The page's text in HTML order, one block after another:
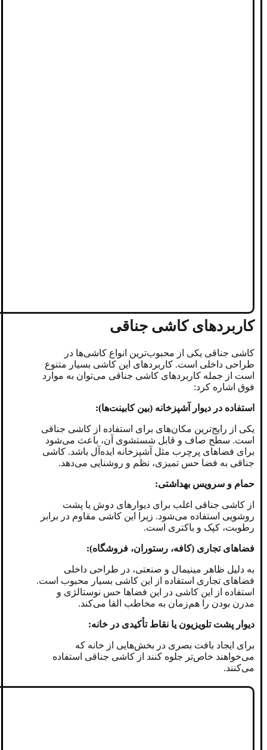
کاربردهای کاشی جناقی
کاشی جناقی یکی از محبوب‌ترین انواع کاشی‌ها در
طراحی داخلی است. کاربردهای این کاشی بسیار متنوع
است از جمله کاربردهای کاشی جناقی می‌توان به موارد
فوق اشاره کرد:
استفاده در دیوار آشپزخانه (بین کابینت‌ها):
یکی از رایج‌ترین مکان‌های برای استفاده از کاشی جناقی
است. سطح صاف و قابل شستشوی آن، باعث می‌شود
برای فضاهای پرچرب مثل آشپزخانه ایده‌آل باشد. کاشی
جناقی به فضا حس تمیزی، نظم و روشنایی می‌دهد.
حمام و سرویس بهداشتی:
از کاشی جناقی اغلب برای دیوارهای دوش یا پشت
روشویی استفاده می‌شود. زیرا این کاشی مقاوم در برابر
رطوبت، کپک و باکتری است.
فضاهای تجاری (کافه، رستوران، فروشگاه):
به دلیل ظاهر مینیمال و صنعتی، در طراحی داخلی
فضاهای تجاری استفاده از این کاشی بسیار محبوب است.
استفاده از این کاشی در این فضاها حس نوستالژی و
مدرن بودن را هم‌زمان به مخاطب القا می‌کند.
دیوار پشت تلویزیون یا نقاط تأکیدی در خانه:
برای ایجاد بافت بصری در بخش‌هایی از خانه که
می‌خواهند خاص‌تر جلوه کنند از کاشی جناقی استفاده
می‌کنند.